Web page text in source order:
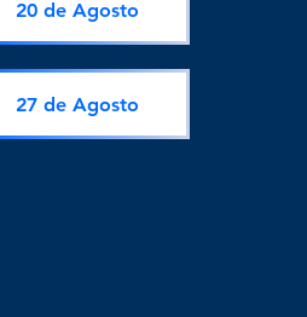
20 de Agosto
27 de Agosto